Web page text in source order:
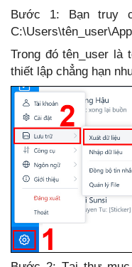
Bước 1: Bạn truy
Trong đó tên_user là
thiết lập chẳng hạn